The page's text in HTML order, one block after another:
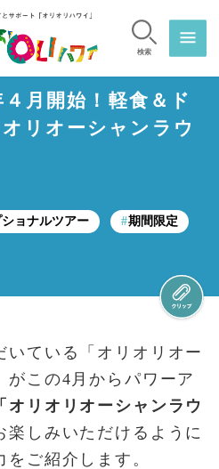
検索
４月開始！軽食＆ド
リオーシャンラウ
ョナルツアー 期間限定
いている「オリオリオー
がこの4月からパワーア
「オリオリオーシャンラウ
楽しみいただけるように
ご紹介します。